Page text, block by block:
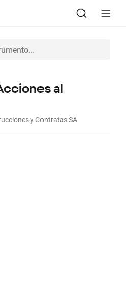
al
y Contratas SA